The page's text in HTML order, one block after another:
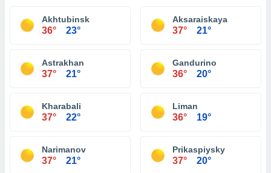
Akhtubinsk
36° 23°
Aksaraiskaya
37° 21°
Astrakhan
37° 21°
Gandurino
36° 20°
Kharabali
37° 22°
Liman
36° 19°
Narimanov
37° 21°
Prikaspiysky
37° 20°